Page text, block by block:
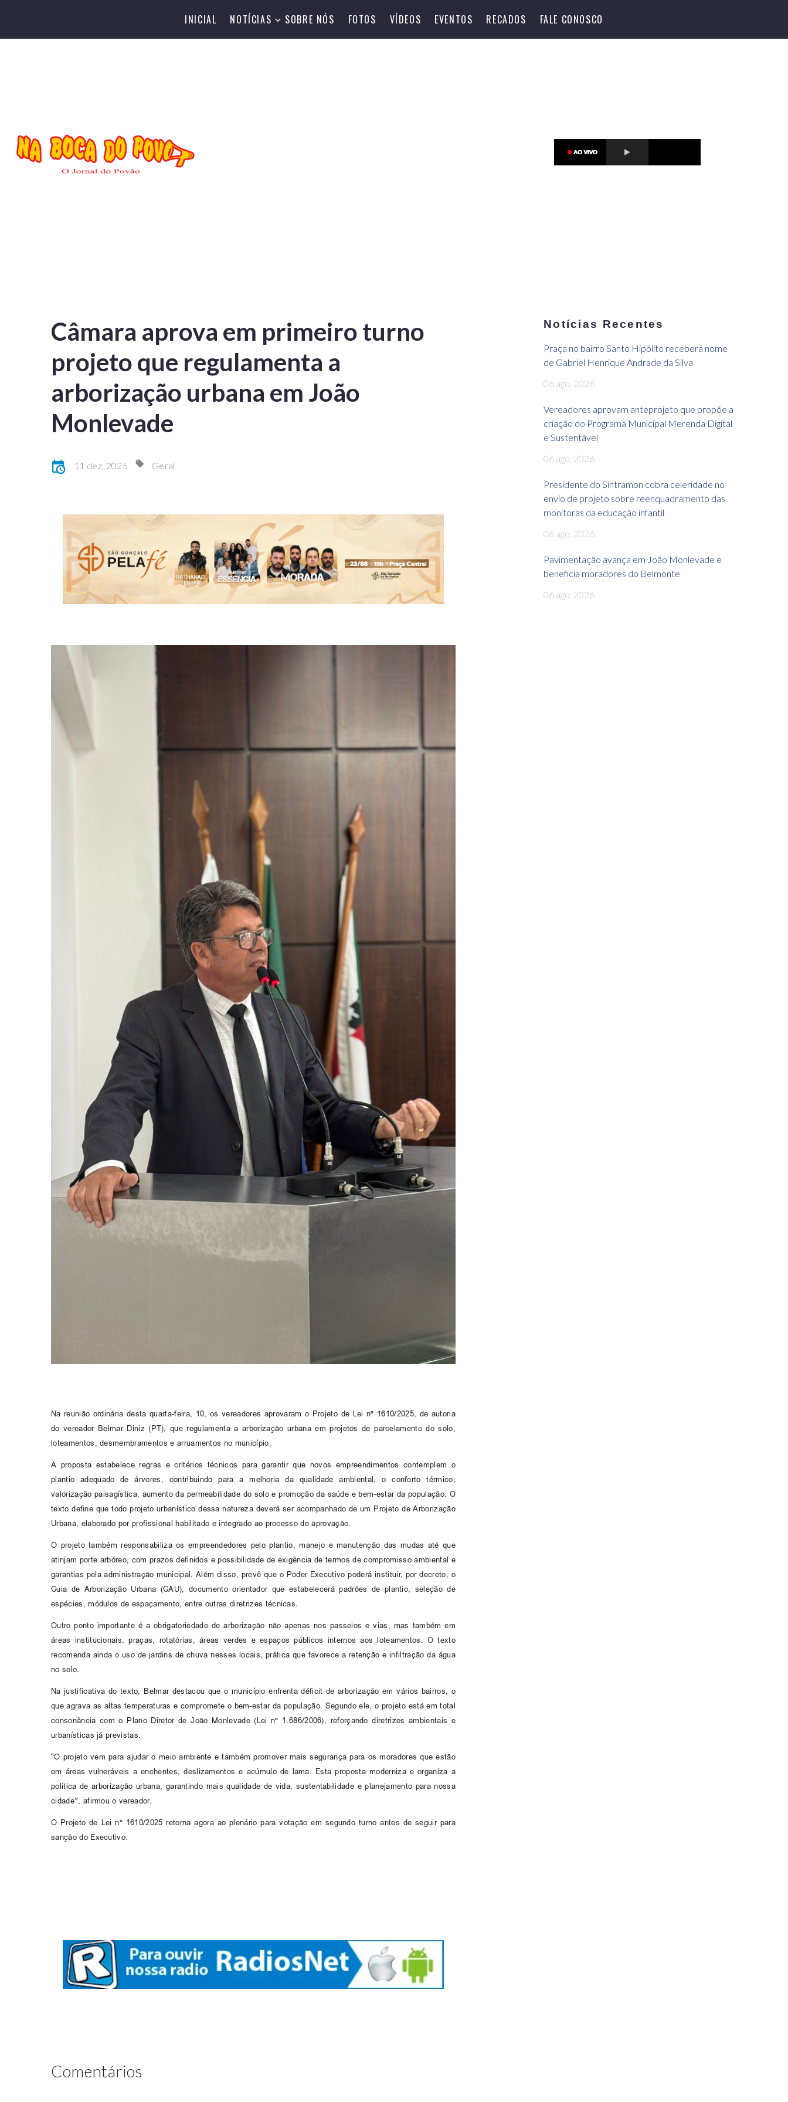
INICIAL NOTÍCIAS SOBRE NÓS FOTOS VÍDEOS EVENTOS RECADOS FALE CONOSCO
Câmara aprova em primeiro turno
projeto que regulamenta a
arborização urbana em João
Monlevade
11 dez, 2025 Geral
Na reunião ordinária desta quarta-feira, 10, os vereadores aprovaram o Projeto de Lei nº 1610/2025, de autoria
do vereador Belmar Diniz (PT), que regulamenta a arborização urbana em projetos de parcelamento do solo,
loteamentos, desmembramentos e arruamentos no município.
A proposta estabelece regras e critérios técnicos para garantir que novos empreendimentos contemplem o
plantio adequado de árvores, contribuindo para a melhoria da qualidade ambiental, o conforto térmico,
valorização paisagística, aumento da permeabilidade do solo e promoção da saúde e bem-estar da população. O
texto define que todo projeto urbanístico dessa natureza deverá ser acompanhado de um Projeto de Arborização
Urbana, elaborado por profissional habilitado e integrado ao processo de aprovação.
O projeto também responsabiliza os empreendedores pelo plantio, manejo e manutenção das mudas até que
atinjam porte arbóreo, com prazos definidos e possibilidade de exigência de termos de compromisso ambiental e
garantias pela administração municipal. Além disso, prevê que o Poder Executivo poderá instituir, por decreto, o
Guia de Arborização Urbana (GAU), documento orientador que estabelecerá padrões de plantio, seleção de
espécies, módulos de espaçamento, entre outras diretrizes técnicas.
Outro ponto importante é a obrigatoriedade de arborização não apenas nos passeios e vias, mas também em
áreas institucionais, praças, rotatórias, áreas verdes e espaços públicos internos aos loteamentos. O texto
recomenda ainda o uso de jardins de chuva nesses locais, prática que favorece a retenção e infiltração da água
no solo.
Na justificativa do texto, Belmar destacou que o município enfrenta déficit de arborização em vários bairros, o
que agrava as altas temperaturas e compromete o bem-estar da população. Segundo ele, o projeto está em total
consonância com o Plano Diretor de João Monlevade (Lei nº 1.686/2006), reforçando diretrizes ambientais e
urbanísticas já previstas.
“O projeto vem para ajudar o meio ambiente e também promover mais segurança para os moradores que estão
em áreas vulneráveis a enchentes, deslizamentos e acúmulo de lama. Esta proposta moderniza e organiza a
política de arborização urbana, garantindo mais qualidade de vida, sustentabilidade e planejamento para nossa
cidade”, afirmou o vereador.
O Projeto de Lei nº 1610/2025 retorna agora ao plenário para votação em segundo turno antes de seguir para
sanção do Executivo.
Comentários
Notícias Recentes
Praça no bairro Santo Hipólito receberá nome
de Gabriel Henrique Andrade da Silva
06 ago, 2026
Vereadores aprovam anteprojeto que propõe a
criação do Programa Municipal Merenda Digital
e Sustentável
06 ago, 2026
Presidente do Sintramon cobra celeridade no
envio de projeto sobre reenquadramento das
monitoras da educação infantil
06 ago, 2026
Pavimentação avança em João Monlevade e
beneficia moradores do Belmonte
06 ago, 2026